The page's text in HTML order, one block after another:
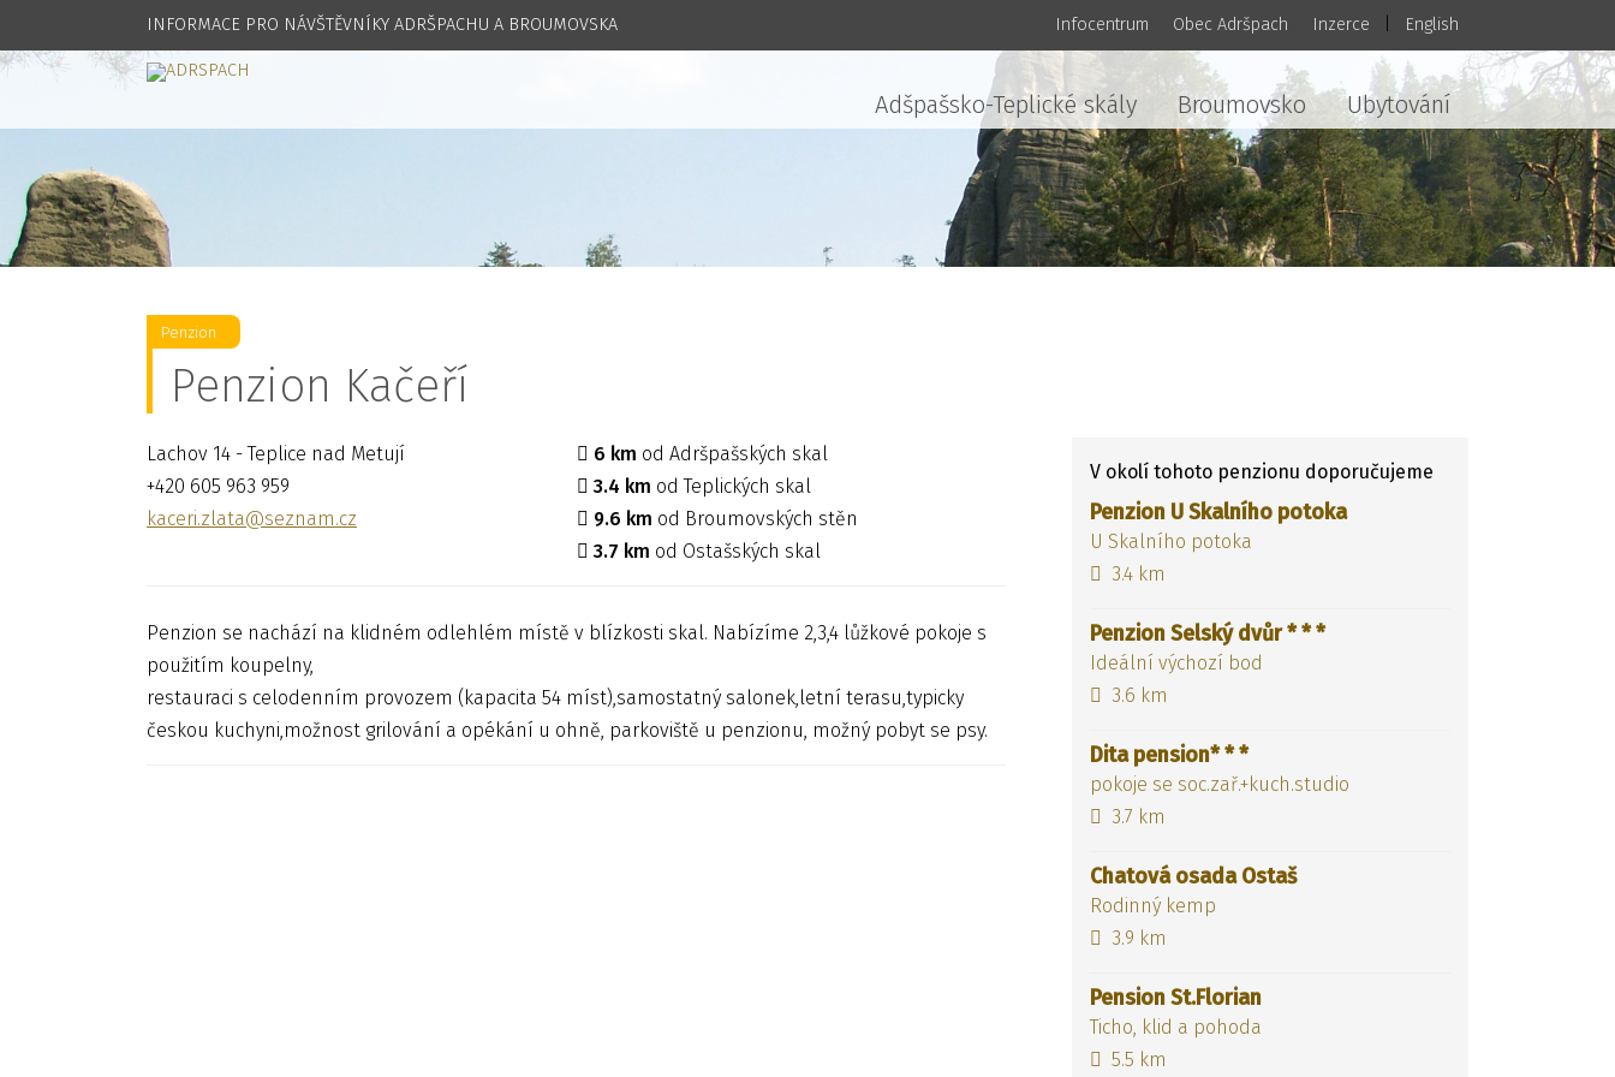
INFORMACE PRO NÁVŠTĚVNÍKY ADRŠPACHU A BROUMOVSKA Infocentrum Obec Adršpach Inzerce English
Adšpašsko-Teplické skály Broumovsko Ubytování
Penzion
Penzion Kačeří
Lachov 14 - Teplice nad Metují
+420 605 963 959
kaceri.zlata@seznam.cz
6 km od Adršpašských skal
3.4 km od Teplických skal
9.6 km od Broumovských stěn
3.7 km od Ostašských skal
Penzion se nachází na klidném odlehlém místě v blízkosti skal. Nabízíme 2,3,4 lůžkové pokoje s
použitím koupelny,
restauraci s celodenním provozem (kapacita 54 míst),samostatný salonek,letní terasu,typicky
českou kuchyni,možnost grilování a opékání u ohně, parkoviště u penzionu, možný pobyt se psy.
V okolí tohoto penzionu doporučujeme
Penzion U Skalního potoka
U Skalního potoka
3.4 km
Penzion Selský dvůr * * *
Ideální výchozí bod
3.6 km
Dita pension* * *
pokoje se soc.zař.+kuch.studio
3.7 km
Chatová osada Ostaš
Rodinný kemp
3.9 km
Pension St.Florian
Ticho, klid a pohoda
5.5 km